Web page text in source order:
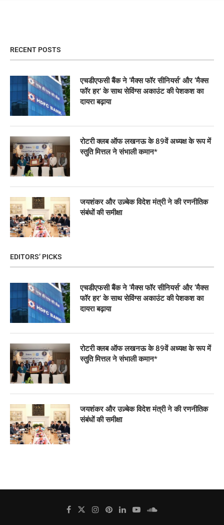
RECENT POSTS
एचडीएफसी बैंक ने ‘मैक्स फॉर सीनियर्स’ और ‘मैक्स
फॉर हर’ के साथ सेविंग्स अकाउंट की पेशकश का
दायरा बढ़ाया
रोटरी क्लब ऑफ लखनऊ के 89वें अध्यक्ष के रूप में
स्तुति मित्तल ने संभाली कमान*
जयशंकर और उज़्बेक विदेश मंत्री ने की रणनीतिक
संबंधों की समीक्षा
EDITORS’ PICKS
एचडीएफसी बैंक ने ‘मैक्स फॉर सीनियर्स’ और ‘मैक्स
फॉर हर’ के साथ सेविंग्स अकाउंट की पेशकश का
दायरा बढ़ाया
रोटरी क्लब ऑफ लखनऊ के 89वें अध्यक्ष के रूप में
स्तुति मित्तल ने संभाली कमान*
जयशंकर और उज़्बेक विदेश मंत्री ने की रणनीतिक
संबंधों की समीक्षा